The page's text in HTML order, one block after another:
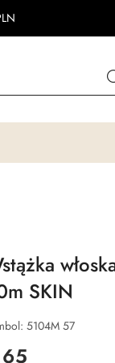
SKIN
5104M 57